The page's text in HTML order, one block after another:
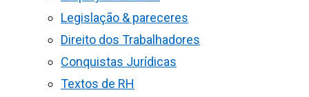
Legislação & pareceres
Direito dos Trabalhadores
Conquistas Jurídicas
Textos de RH